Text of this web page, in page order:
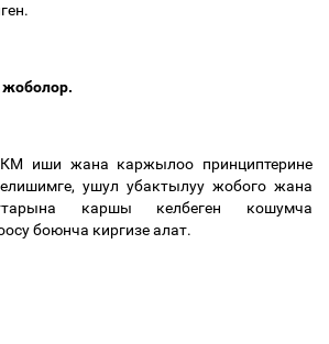
.
жоболор.
иши жана каржылоо принциптерине
, ушул убактылуу жобого жана
каршы келбеген
кошумча
боюнча киргизеалат.